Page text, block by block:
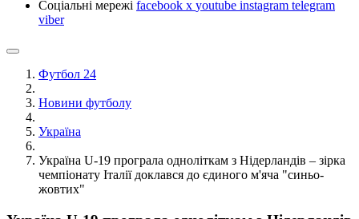
Соціальні мережі facebook x youtube instagram telegram
viber
Футбол 24
Новини футболу
Україна
Україна U-19 програла одноліткам з Нідерландів – зірка
чемпіонату Італії доклався до єдиного м'яча "синьо-
жовтих"